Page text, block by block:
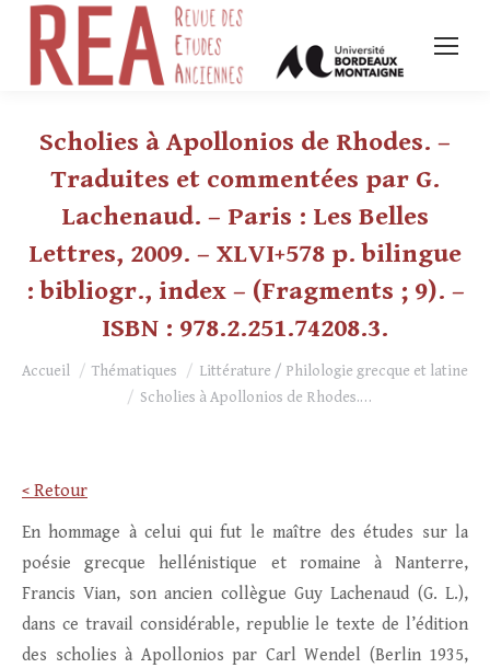
Scholies à Apollonios de Rhodes. –
Traduites et commentées par G.
Lachenaud. – Paris : Les Belles
Lettres, 2009. – XLVI+578 p. bilingue
: bibliogr., index – (Fragments ; 9). –
ISBN : 978.2.251.74208.3.
Vous êtes ici :
Accueil Thématiques
Littérature / Philologie grecque et latine
Scholies à Apollonios de Rhodes.…
< Retour
En hommage à celui qui fut le maître des études sur la
poésie grecque hellénistique et romaine à Nanterre,
Francis Vian, son ancien collègue Guy Lachenaud (G. L.),
dans ce travail considérable, republie le texte de l’édition
des scholies à Apollonios par Carl Wendel (Berlin 1935,